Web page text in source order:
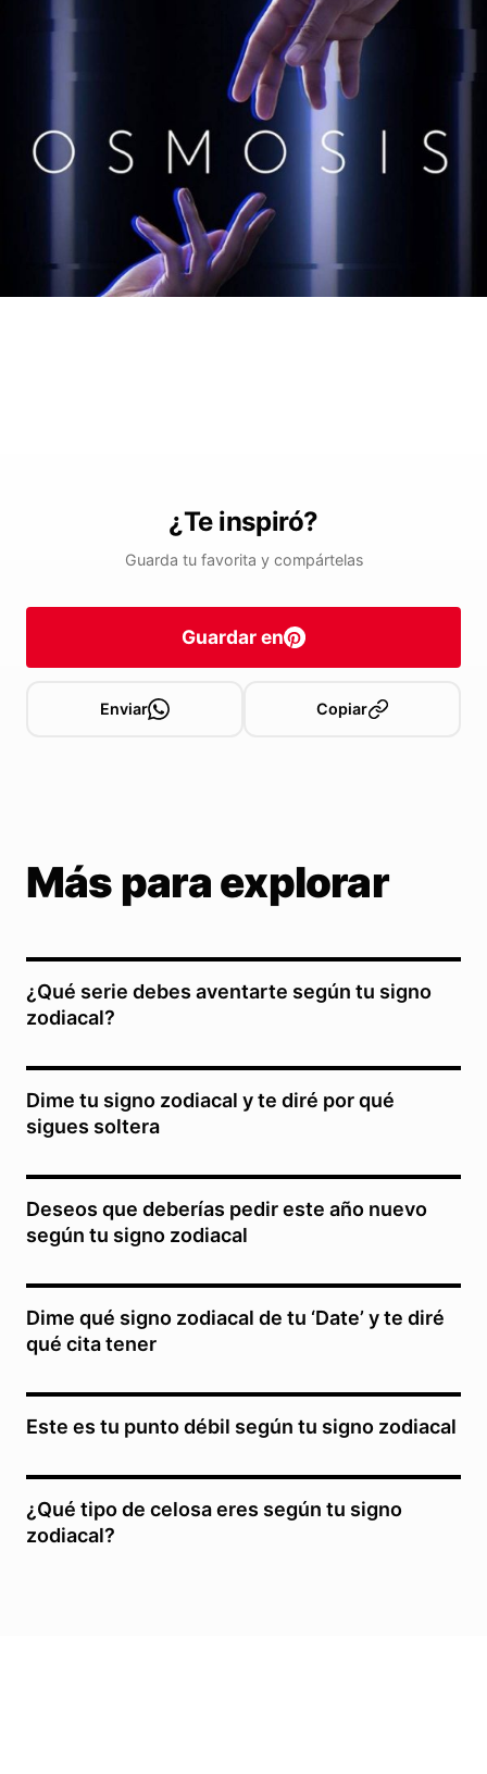
¿Te inspiró?
Guarda tu favorita y compártelas
Guardar en
Enviar Copiar
Más para explorar
¿Qué serie debes aventarte según tu signo
zodiacal?
Dime tu signo zodiacal y te diré por qué
sigues soltera
Deseos que deberías pedir este año nuevo
según tu signo zodiacal
Dime qué signo zodiacal de tu ‘Date’ y te diré
qué cita tener
Este es tu punto débil según tu signo zodiacal
¿Qué tipo de celosa eres según tu signo
zodiacal?